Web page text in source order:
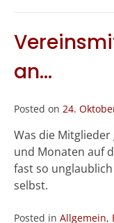
an…
Posted on 24.
Was die
und Monaten auf
fast so
selbst.
Posted in Allgemein,